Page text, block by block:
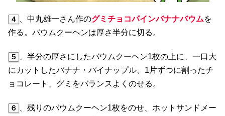
４ 、中丸雄一さん作のグミチョコパインバナナバウムを
作る。バウムクーヘンは厚さ半分に切る。
５ 、半分の厚さにしたバウムクーヘン1枚の上に、一口大
にカットしたバナナ・パイナップル、1片ずつに割ったチ
ョコレート、グミをバランスよくのせる。
６ 、残りのバウムクーヘン1枚をのせ、ホットサンドメー